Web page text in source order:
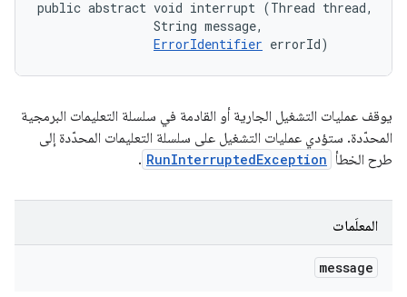
public abstract void interrupt (Thread thread,
                String message,
ErrorIdentifier errorId)
يوقف عمليات التشغيل الجارية أو القادمة في سلسلة التعليمات البرمجية
المحدّدة. ستؤدي عمليات التشغيل على سلسلة التعليمات المحدّدة إلى
طرح الخطأ RunInterruptedException
.
المعلَمات
message